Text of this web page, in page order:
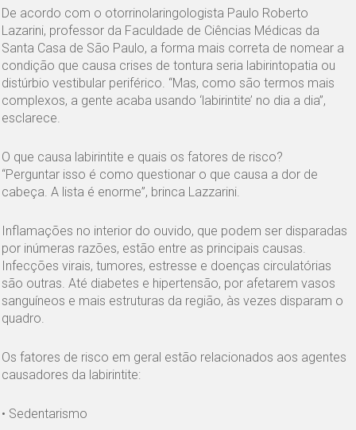
De acordo com o otorrinolaringologista Paulo Roberto
Lazarini, professor da Faculdade de Ciências Médicas da
Santa Casa de São Paulo, a forma mais correta de nomear a
condição que causa crises de tontura seria labirintopatia ou
distúrbio vestibular periférico. “Mas, como são termos mais
complexos, a gente acaba usando ‘labirintite’ no dia a dia”,
esclarece.
O que causa labirintite e quais os fatores de risco?
“Perguntar isso é como questionar o que causa a dor de
cabeça. A lista é enorme”, brinca Lazzarini.
Inflamações no interior do ouvido, que podem ser disparadas
por inúmeras razões, estão entre as principais causas.
Infecções virais, tumores, estresse e doenças circulatórias
são outras. Até diabetes e hipertensão, por afetarem vasos
sanguíneos e mais estruturas da região, às vezes disparam o
quadro.
Os fatores de risco em geral estão relacionados aos agentes
causadores da labirintite:
• Sedentarismo